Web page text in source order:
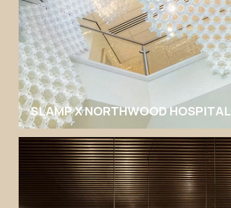
SLAMP X NORTHWOOD HOSPITAL